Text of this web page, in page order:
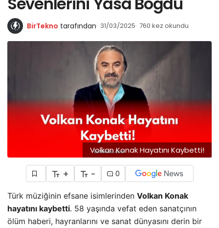
BirTekno tarafından 31/03/2025 760 kez okundu
Volkan Konak Hayatını Kaybetti!
+ - 0
Türk müziğinin efsane isimlerinden Volkan Konak
hayatını kaybetti. 58 yaşında vefat eden sanatçının
ölüm haberi, hayranlarını ve sanat dünyasını derin bir